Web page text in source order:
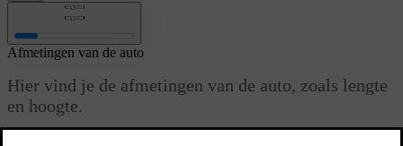
Afmetingen van de auto
Hier vind je de afmetingen van de auto, zoals lengte
en hoogte.